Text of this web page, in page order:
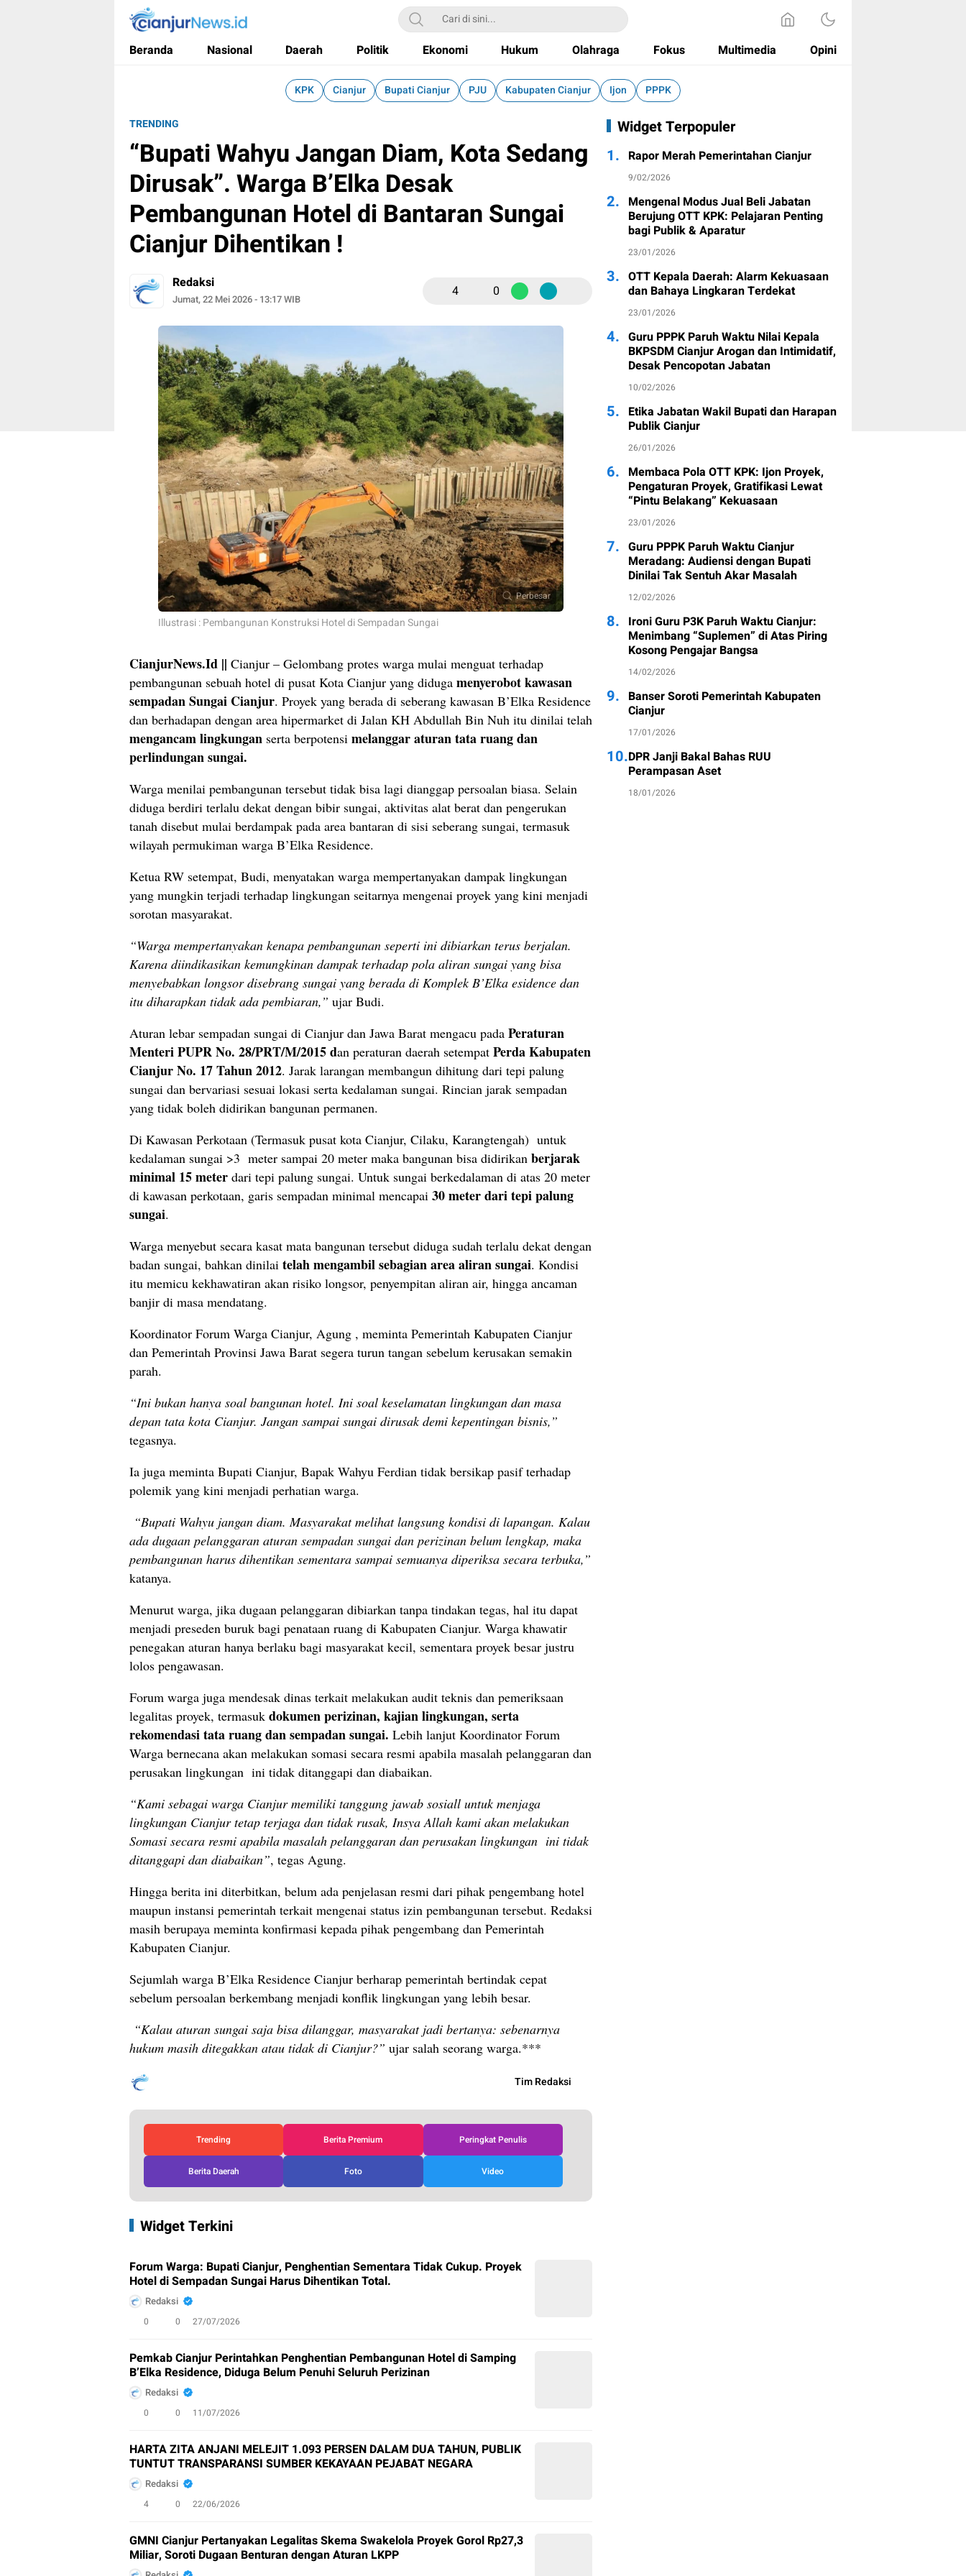
cianjurnews.id
Informasi Faktual dan Berimbang
Beranda Nasional Daerah Politik Ekonomi Hukum Olahraga Fokus Multimedia Opini
KPK Cianjur Bupati Cianjur PJU Kabupaten Cianjur Ijon PPPK
TRENDING
“Bupati Wahyu Jangan Diam, Kota Sedang
Dirusak”. Warga B’Elka Desak
Pembangunan Hotel di Bantaran Sungai
Cianjur Dihentikan !
Redaksi
Jumat, 22 Mei 2026 - 13:17 WIB 4 0
Perbesar
Illustrasi : Pembangunan Konstruksi Hotel di Sempadan Sungai
CianjurNews.Id || Cianjur – Gelombang protes warga mulai menguat terhadap
pembangunan sebuah hotel di pusat Kota Cianjur yang diduga menyerobot kawasan
sempadan Sungai Cianjur. Proyek yang berada di seberang kawasan B’Elka Residence
dan berhadapan dengan area hipermarket di Jalan KH Abdullah Bin Nuh itu dinilai telah
mengancam lingkungan serta berpotensi melanggar aturan tata ruang dan
perlindungan sungai.
Warga menilai pembangunan tersebut tidak bisa lagi dianggap persoalan biasa. Selain
diduga berdiri terlalu dekat dengan bibir sungai, aktivitas alat berat dan pengerukan
tanah disebut mulai berdampak pada area bantaran di sisi seberang sungai, termasuk
wilayah permukiman warga B’Elka Residence.
Ketua RW setempat, Budi, menyatakan warga mempertanyakan dampak lingkungan
yang mungkin terjadi terhadap lingkungan seitarnya mengenai proyek yang kini menjadi
sorotan masyarakat.
“Warga mempertanyakan kenapa pembangunan seperti ini dibiarkan terus berjalan.
Karena diindikasikan kemungkinan dampak terhadap pola aliran sungai yang bisa
menyebabkan longsor disebrang sungai yang berada di Komplek B’Elka esidence dan
itu diharapkan tidak ada pembiaran,” ujar Budi.
Aturan lebar sempadan sungai di Cianjur dan Jawa Barat mengacu pada Peraturan
Menteri PUPR No. 28/PRT/M/2015 dan peraturan daerah setempat Perda Kabupaten
Cianjur No. 17 Tahun 2012. Jarak larangan membangun dihitung dari tepi palung
sungai dan bervariasi sesuai lokasi serta kedalaman sungai. Rincian jarak sempadan
yang tidak boleh didirikan bangunan permanen.
Di Kawasan Perkotaan (Termasuk pusat kota Cianjur, Cilaku, Karangtengah) untuk
kedalaman sungai >3 meter sampai 20 meter maka bangunan bisa didirikan berjarak
minimal 15 meter dari tepi palung sungai. Untuk sungai berkedalaman di atas 20 meter
di kawasan perkotaan, garis sempadan minimal mencapai 30 meter dari tepi palung
sungai.
Warga menyebut secara kasat mata bangunan tersebut diduga sudah terlalu dekat dengan
badan sungai, bahkan dinilai telah mengambil sebagian area aliran sungai. Kondisi
itu memicu kekhawatiran akan risiko longsor, penyempitan aliran air, hingga ancaman
banjir di masa mendatang.
Koordinator Forum Warga Cianjur, Agung , meminta Pemerintah Kabupaten Cianjur
dan Pemerintah Provinsi Jawa Barat segera turun tangan sebelum kerusakan semakin
parah.
“Ini bukan hanya soal bangunan hotel. Ini soal keselamatan lingkungan dan masa
depan tata kota Cianjur. Jangan sampai sungai dirusak demi kepentingan bisnis,”
tegasnya.
Ia juga meminta Bupati Cianjur, Bapak Wahyu Ferdian tidak bersikap pasif terhadap
polemik yang kini menjadi perhatian warga.
“Bupati Wahyu jangan diam. Masyarakat melihat langsung kondisi di lapangan. Kalau
ada dugaan pelanggaran aturan sempadan sungai dan perizinan belum lengkap, maka
pembangunan harus dihentikan sementara sampai semuanya diperiksa secara terbuka,”
katanya.
Menurut warga, jika dugaan pelanggaran dibiarkan tanpa tindakan tegas, hal itu dapat
menjadi preseden buruk bagi penataan ruang di Kabupaten Cianjur. Warga khawatir
penegakan aturan hanya berlaku bagi masyarakat kecil, sementara proyek besar justru
lolos pengawasan.
Forum warga juga mendesak dinas terkait melakukan audit teknis dan pemeriksaan
legalitas proyek, termasuk dokumen perizinan, kajian lingkungan, serta
rekomendasi tata ruang dan sempadan sungai. Lebih lanjut Koordinator Forum
Warga bernecana akan melakukan somasi secara resmi apabila masalah pelanggaran dan
perusakan lingkungan ini tidak ditanggapi dan diabaikan.
“Kami sebagai warga Cianjur memiliki tanggung jawab sosiall untuk menjaga
lingkungan Cianjur tetap terjaga dan tidak rusak, Insya Allah kami akan melakukan
Somasi secara resmi apabila masalah pelanggaran dan perusakan lingkungan ini tidak
ditanggapi dan diabaikan”, tegas Agung.
Hingga berita ini diterbitkan, belum ada penjelasan resmi dari pihak pengembang hotel
maupun instansi pemerintah terkait mengenai status izin pembangunan tersebut. Redaksi
masih berupaya meminta konfirmasi kepada pihak pengembang dan Pemerintah
Kabupaten Cianjur.
Sejumlah warga B’Elka Residence Cianjur berharap pemerintah bertindak cepat
sebelum persoalan berkembang menjadi konflik lingkungan yang lebih besar.
“Kalau aturan sungai saja bisa dilanggar, masyarakat jadi bertanya: sebenarnya
hukum masih ditegakkan atau tidak di Cianjur?” ujar salah seorang warga.***
Tim Redaksi
Trending Berita Premium Peringkat Penulis
Berita Daerah Foto Video
Widget Terkini
Forum Warga: Bupati Cianjur, Penghentian Sementara Tidak Cukup. Proyek
Hotel di Sempadan Sungai Harus Dihentikan Total.
Redaksi
0 0 27/07/2026
Pemkab Cianjur Perintahkan Penghentian Pembangunan Hotel di Samping
B’Elka Residence, Diduga Belum Penuhi Seluruh Perizinan
Redaksi
0 0 11/07/2026
HARTA ZITA ANJANI MELEJIT 1.093 PERSEN DALAM DUA TAHUN, PUBLIK
TUNTUT TRANSPARANSI SUMBER KEKAYAAN PEJABAT NEGARA
Redaksi
4 0 22/06/2026
GMNI Cianjur Pertanyakan Legalitas Skema Swakelola Proyek Gorol Rp27,3
Miliar, Soroti Dugaan Benturan dengan Aturan LKPP
Widget Terpopuler
1. Rapor Merah Pemerintahan Cianjur
9/02/2026
2. Mengenal Modus Jual Beli Jabatan
Berujung OTT KPK: Pelajaran Penting
bagi Publik & Aparatur
23/01/2026
3. OTT Kepala Daerah: Alarm Kekuasaan
dan Bahaya Lingkaran Terdekat
23/01/2026
4. Guru PPPK Paruh Waktu Nilai Kepala
BKPSDM Cianjur Arogan dan Intimidatif,
Desak Pencopotan Jabatan
10/02/2026
5. Etika Jabatan Wakil Bupati dan Harapan
Publik Cianjur
26/01/2026
6. Membaca Pola OTT KPK: Ijon Proyek,
Pengaturan Proyek, Gratifikasi Lewat
“Pintu Belakang” Kekuasaan
23/01/2026
7. Guru PPPK Paruh Waktu Cianjur
Meradang: Audiensi dengan Bupati
Dinilai Tak Sentuh Akar Masalah
12/02/2026
8. Ironi Guru P3K Paruh Waktu Cianjur:
Menimbang “Suplemen” di Atas Piring
Kosong Pengajar Bangsa
14/02/2026
9. Banser Soroti Pemerintah Kabupaten
Cianjur
17/01/2026
10.DPR Janji Bakal Bahas RUU
Perampasan Aset
18/01/2026